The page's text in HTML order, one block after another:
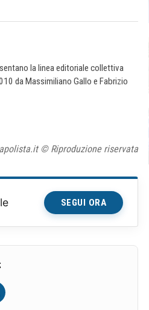
la linea editoriale collettiva
da Massimiliano Gallo e Fabrizio
© Riproduzione riservata
SEGUI ORA